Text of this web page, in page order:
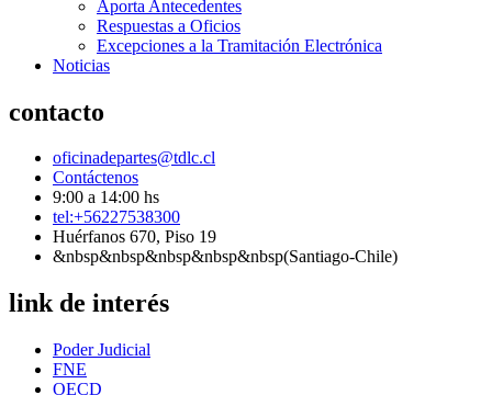
Aporta Antecedentes
Respuestas a Oficios
Excepciones a la Tramitación Electrónica
Noticias
contacto
oficinadepartes@tdlc.cl
Contáctenos
9:00 a 14:00 hs
tel:+56227538300
Huérfanos 670, Piso 19
&nbsp&nbsp&nbsp&nbsp&nbsp(Santiago-Chile)
link de interés
Poder Judicial
FNE
OECD